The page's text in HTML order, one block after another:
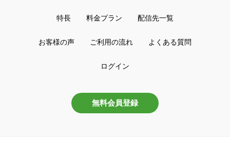
特長 料金プラン 配信先一覧
お客様の声 ご利用の流れ よくある質問
ログイン
無料会員登録